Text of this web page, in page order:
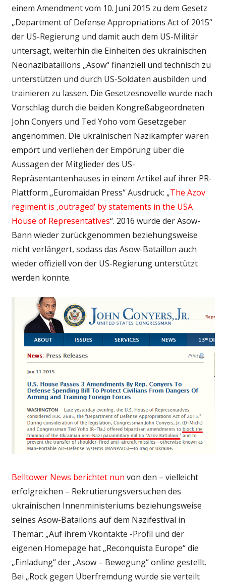
einem Amendment vom 10. Juni 2015 zu dem Gesetz
„Department of Defense Appropriations Act of 2015“
der US-Regierung und damit auch dem US-Militär
untersagt, weiterhin die Einheiten des ukrainischen
Neonazibataillons „Asow“ finanziell und technisch zu
unterstützen und durch US-Soldaten ausbilden und
trainieren zu lassen. Die Gesetzesnovelle wurde nach
Vorschlag durch die beiden Kongreßabgeordneten
John Conyers und Ted Yoho vom Gesetzgeber
angenommen. Die ukrainischen Nazikämpfer waren
empört und verliehen der Empörung über die
Aussagen der Mitglieder des US-
Repräsentantenhauses in einem Artikel auf ihrer PR-
Plattform „Euromaidan Press“ Ausdruck: „The Azov
regiment is ‚outraged‘ by statements in the USA
House of Representatives“. 2016 wurde der Asow-
Bann wieder zurückgenommen beziehungsweise
nicht verlängert, sodass das Asow-Bataillon auch
wieder offiziell von der US-Regierung unterstützt
werden konnte.
Belltower News berichtet nun von den – vielleicht
erfolgreichen – Rekrutierungsversuchen des
ukrainischen Innenministeriums beziehungsweise
seines Asow-Batailons auf dem Nazifestival in
Themar: „Auf ihrem Vkontakte -Profil und der
eigenen Homepage hat „Reconquista Europe“ die
„Einladung“ der „Asow – Bewegung“ online gestellt.
Bei „Rock gegen Überfremdung wurde sie verteilt